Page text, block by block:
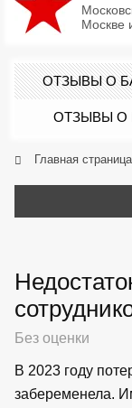
Москве
ОТЗЫВЫ О
ОТЗЫВЫ О
Главная страница
Без оценки
В 2023 году
забеременела.